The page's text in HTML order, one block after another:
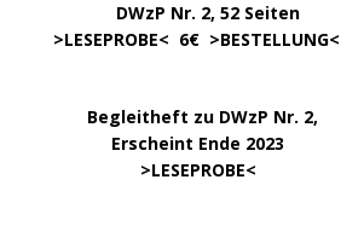
DWzP Nr. 2, 52 Seiten
>LESEPROBE< 6€ >BESTELLUNG<
Begleitheft zu DWzP Nr. 2,
Erscheint Ende 2023
>LESEPROBE<